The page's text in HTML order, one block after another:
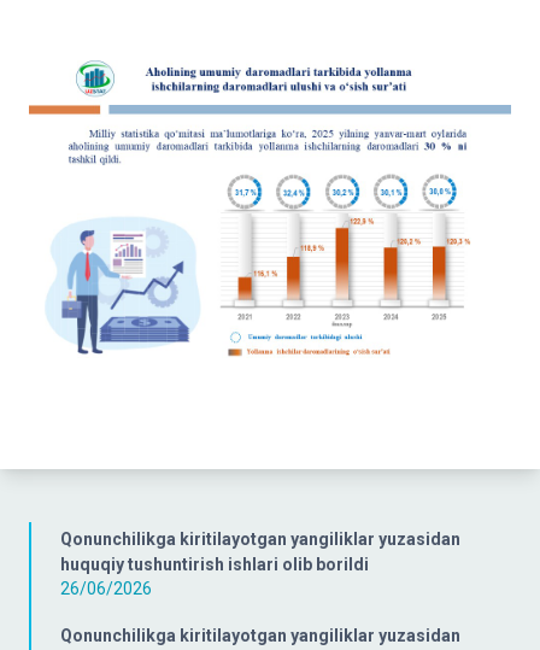
Qonunchilikga kiritilayotgan yangiliklar yuzasidan
huquqiy tushuntirish ishlari olib borildi
26/06/2026
Qonunchilikga kiritilayotgan yangiliklar yuzasidan